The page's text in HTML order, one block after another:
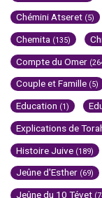
Chémini Atseret (5)
Chemita (135)
Compte du Omer
Couple et Famille (5)
Education (1)
Explications de
Histoire Juive (189)
Jeûne d'Esther (69)
Jeûne du 10 Tévet